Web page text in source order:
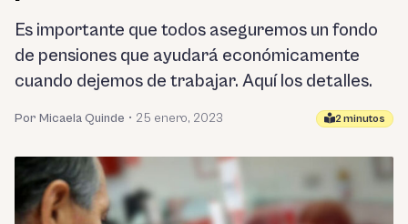
Es importante que todos aseguremos un fondo
de pensiones que ayudará económicamente
cuando dejemos de trabajar. Aquí los detalles.
Por Micaela Quinde • 25 enero, 2023 2 minutos